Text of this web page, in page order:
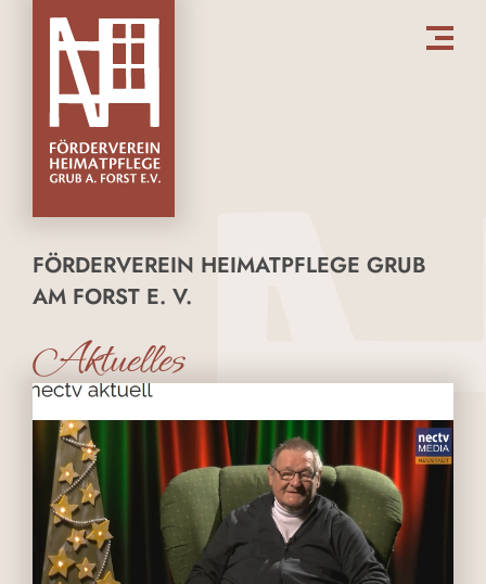
FÖRDERVEREIN HEIMATPFLEGE GRUB
AM FORST E. V.
Aktuelles